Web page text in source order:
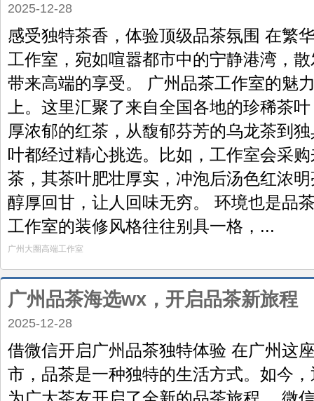
2025-12-28
感受独特茶香，体验顶级品茶氛围 在繁
工作室，宛如喧嚣都市中的宁静港湾，
带来高端的享受。 广州品茶工作室的魅
上。这里汇聚了来自全国各地的珍稀茶
厚浓郁的红茶，从馥郁芬芳的乌龙茶到
叶都经过精心挑选。比如，工作室会采
茶，其茶叶肥壮厚实，冲泡后汤色红浓
醇厚回甘，让人回味无穷。 环境也是品
工作室的装修风格往往别具一格，...
广州大圈高端工作室
广州品茶海选wx，开启品茶新旅程
2025-12-28
借微信开启广州品茶独特体验 在广州这
市，品茶是一种独特的生活方式。如今